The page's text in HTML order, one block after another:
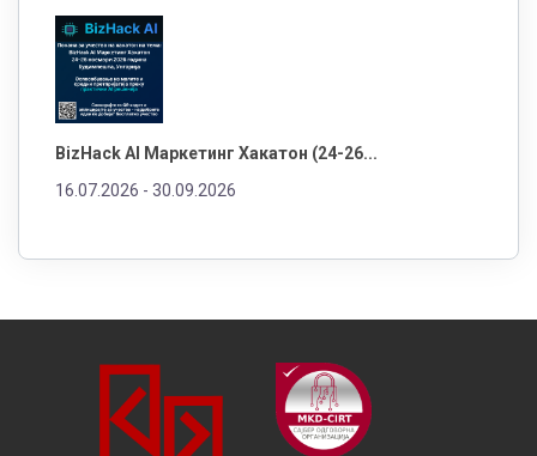
BizHack AI Маркетинг Хакатон (24-26...
16.07.2026 - 30.09.2026